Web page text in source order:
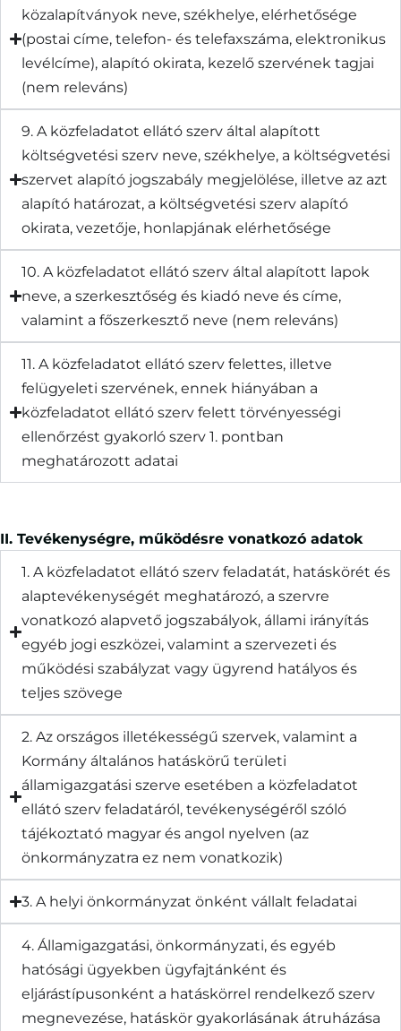
közalapítványok neve, székhelye, elérhetősége
(postai címe, telefon- és telefaxszáma, elektronikus
levélcíme), alapító okirata, kezelő szervének tagjai
(nem releváns)
9. A közfeladatot ellátó szerv által alapított
költségvetési szerv neve, székhelye, a költségvetési
szervet alapító jogszabály megjelölése, illetve az azt
alapító határozat, a költségvetési szerv alapító
okirata, vezetője, honlapjának elérhetősége
10. A közfeladatot ellátó szerv által alapított lapok
neve, a szerkesztőség és kiadó neve és címe,
valamint a főszerkesztő neve (nem releváns)
11. A közfeladatot ellátó szerv felettes, illetve
felügyeleti szervének, ennek hiányában a
közfeladatot ellátó szerv felett törvényességi
ellenőrzést gyakorló szerv 1. pontban
meghatározott adatai
II. Tevékenységre, működésre vonatkozó adatok
1. A közfeladatot ellátó szerv feladatát, hatáskörét és
alaptevékenységét meghatározó, a szervre
vonatkozó alapvető jogszabályok, állami irányítás
egyéb jogi eszközei, valamint a szervezeti és
működési szabályzat vagy ügyrend hatályos és
teljes szövege
2. Az országos illetékességű szervek, valamint a
Kormány általános hatáskörű területi
államigazgatási szerve esetében a közfeladatot
ellátó szerv feladatáról, tevékenységéről szóló
tájékoztató magyar és angol nyelven (az
önkormányzatra ez nem vonatkozik)
3. A helyi önkormányzat önként vállalt feladatai
4. Államigazgatási, önkormányzati, és egyéb
hatósági ügyekben ügyfajtánként és
eljárástípusonként a hatáskörrel rendelkező szerv
megnevezése, hatáskör gyakorlásának átruházása